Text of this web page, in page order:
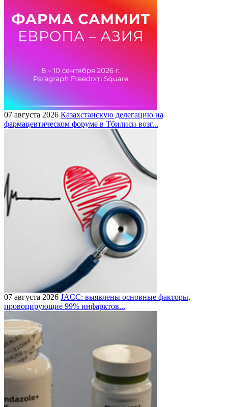
07 августа 2026 Казахстанскую делегацию на
фармацевтическом форуме в Тбилиси возг...
07 августа 2026 JACC: выявлены основные факторы,
провоцирующие 99% инфарктов...